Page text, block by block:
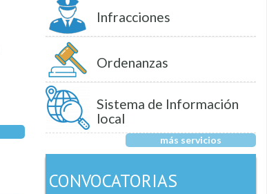
Infracciones
Ordenanzas
Sistema de Información
local
más servicios
CONVOCATORIAS